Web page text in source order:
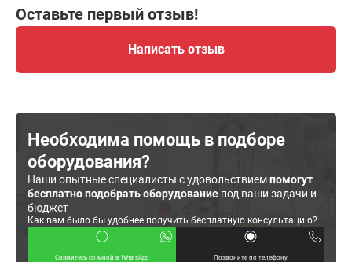
Оставьте первый отзыв!
Написать отзыв
Необходима помощь в подборе
оборудования?
Наши опытные специалисты с удовольствиемпомогут
бесплатно подобрать оборудование под ваши задачи и
бюджет
Как вам было бы удобнее получить бесплатную консультацию?
Свяжитесь со мной в WhatsApp Позвоните по телефону